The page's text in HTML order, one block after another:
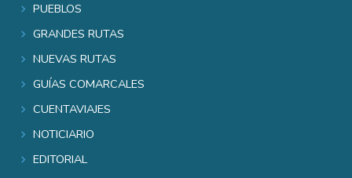
Pueblos
Grandes rutas
Nuevas rutas
Guías comarcales
Cuentaviajes
Noticiario
Editorial